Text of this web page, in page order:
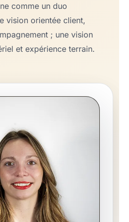
comme un duo
vision orientée client,
; une vision
et expérience terrain.